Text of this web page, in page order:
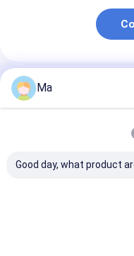
Productos
Ma
Good day, what product